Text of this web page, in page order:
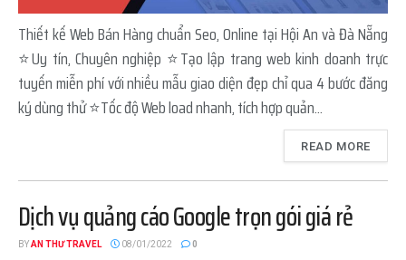
Thiết kế Web Bán Hàng chuẩn Seo, Online tại Hội An và Đà Nẵng
⭐Uy tín, Chuyên nghiệp ⭐Tạo lập trang web kinh doanh trực
tuyến miễn phí với nhiều mẫu giao diện đẹp chỉ qua 4 bước đăng
ký dùng thử ⭐Tốc độ Web load nhanh, tích hợp quản...
READ MORE
Dịch vụ quảng cáo Google trọn gói giá rẻ
BYAN THƯ TRAVEL 08/01/2022 0